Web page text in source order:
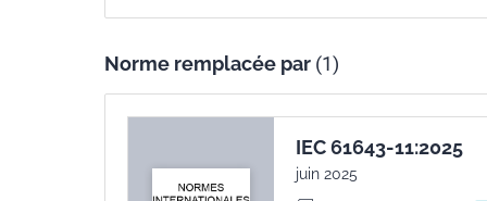
Norme remplacée par (1)
IEC 61643-11:2025
juin 2025